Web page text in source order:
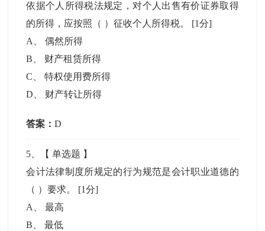
依据个人所得税法规定，对个人出售有价证券取得
的所得，应按照（ ）征收个人所得税。 [1分]
A
、偶然所得
B
财产租赁所得
C 、特权使用费所得
D
财产转让所得
答案：D
5 、【单选题 】
会计法律制度所规定的行为规范是会计职业道德的
（ ）要求。 [1分]
A
、最高
B 、最低